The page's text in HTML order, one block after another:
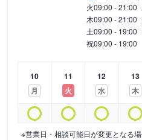
火09:00 - 21:00
木09:00 - 21:00
土09:00 - 19:00
祝09:00 - 19:00
10
月
11
火
12
水
13
木
※営業日・相談可能日が変更となる